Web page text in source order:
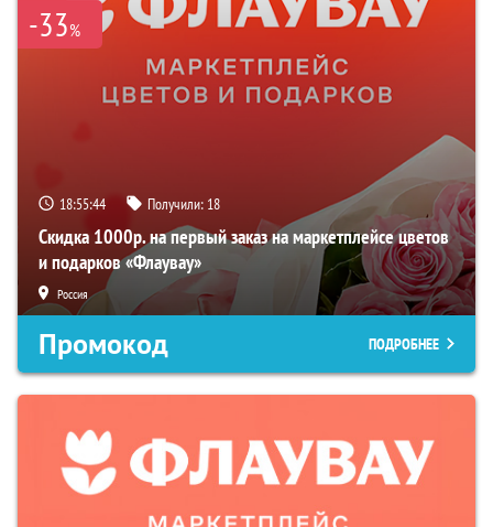
-33%
18:55:43 Получили: 18
Скидка 1000р. на первый заказ на маркетплейсе цветов
и подарков «Флаувау»
Россия
Промокод ПОДРОБНЕЕ